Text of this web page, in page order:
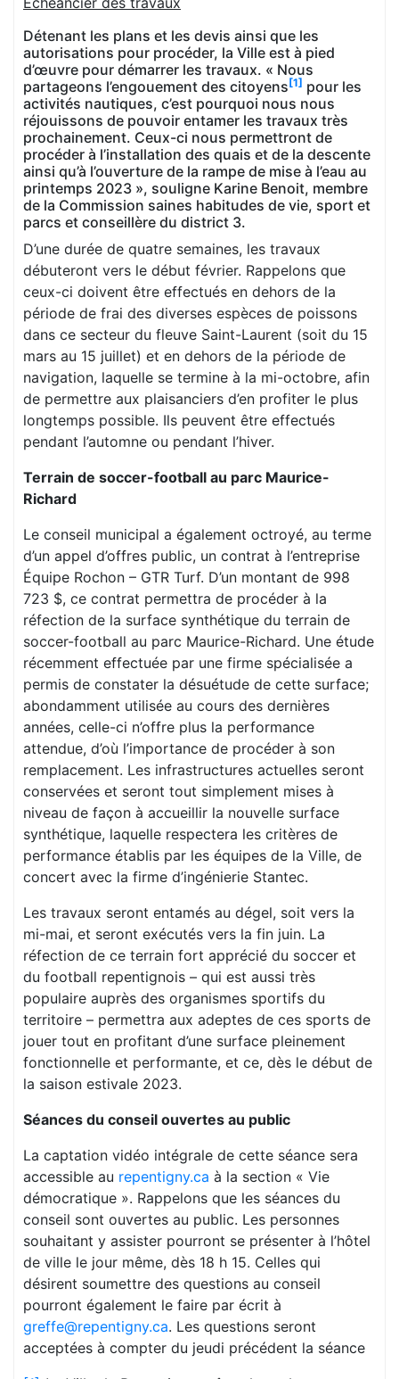
Détenant les plans et les devis ainsi que les
autorisations pour procéder, la Ville est à pied
d’œuvre pour démarrer les travaux. « Nous
partageons l’engouement des citoyens[1] pour les
activités nautiques, c’est pourquoi nous nous
réjouissons de pouvoir entamer les travaux très
prochainement. Ceux-ci nous permettront de
procéder à l’installation des quais et de la descente
ainsi qu’à l’ouverture de la rampe de mise à l’eau au
printemps 2023 », souligne Karine Benoit, membre
de la Commission saines habitudes de vie, sport et
parcs et conseillère du district 3.
D’une durée de quatre semaines, les travaux
débuteront vers le début février. Rappelons que
ceux-ci doivent être effectués en dehors de la
période de frai des diverses espèces de poissons
dans ce secteur du fleuve Saint-Laurent (soit du 15
mars au 15 juillet) et en dehors de la période de
navigation, laquelle se termine à la mi-octobre, afin
de permettre aux plaisanciers d’en profiter le plus
longtemps possible. Ils peuvent être effectués
pendant l’automne ou pendant l’hiver.
Terrain de soccer-football au parc Maurice-
Richard
Le conseil municipal a également octroyé, au terme
d’un appel d’offres public, un contrat à l’entreprise
Équipe Rochon – GTR Turf. D’un montant de 998
723 $, ce contrat permettra de procéder à la
réfection de la surface synthétique du terrain de
soccer-football au parc Maurice-Richard. Une étude
récemment effectuée par une firme spécialisée a
permis de constater la désuétude de cette surface;
abondamment utilisée au cours des dernières
années, celle-ci n’offre plus la performance
attendue, d’où l’importance de procéder à son
remplacement. Les infrastructures actuelles seront
conservées et seront tout simplement mises à
niveau de façon à accueillir la nouvelle surface
synthétique, laquelle respectera les critères de
performance établis par les équipes de la Ville, de
concert avec la firme d’ingénierie Stantec.
Les travaux seront entamés au dégel, soit vers la
mi-mai, et seront exécutés vers la fin juin. La
réfection de ce terrain fort apprécié du soccer et
du football repentignois – qui est aussi très
populaire auprès des organismes sportifs du
territoire – permettra aux adeptes de ces sports de
jouer tout en profitant d’une surface pleinement
fonctionnelle et performante, et ce, dès le début de
la saison estivale 2023.
Séances du conseil ouvertes au public
La captation vidéo intégrale de cette séance sera
accessible au repentigny.ca à la section « Vie
démocratique ». Rappelons que les séances du
conseil sont ouvertes au public. Les personnes
souhaitant y assister pourront se présenter à l’hôtel
de ville le jour même, dès 18 h 15. Celles qui
désirent soumettre des questions au conseil
pourront également le faire par écrit à
greffe@repentigny.ca. Les questions seront
acceptées à compter du jeudi précédent la séance